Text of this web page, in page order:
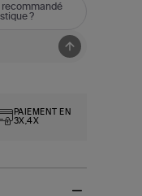
recommandé
?
PAIEMENT EN
3X,4X